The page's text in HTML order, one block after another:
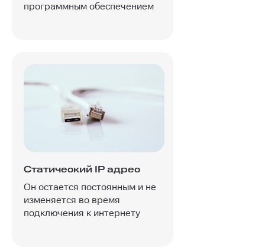
программным обеспечением
Статический IP адрес
Он остается постоянным и не
изменяется во время
подключения к интернету